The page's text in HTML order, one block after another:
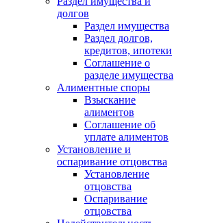
долгов
Раздел имущества
Раздел долгов,
кредитов, ипотеки
Соглашение о
разделе имущества
Алиментные споры
Взыскание
алиментов
Соглашение об
уплате алиментов
Установление и
оспаривание отцовства
Установление
отцовства
Оспаривание
отцовства